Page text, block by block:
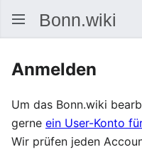
Anmelden
Um das Bonn.wiki
gerne ein User-Konto
Wir prüfen jeden